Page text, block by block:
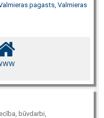
pagasts, Valmieras
būvdarbi,